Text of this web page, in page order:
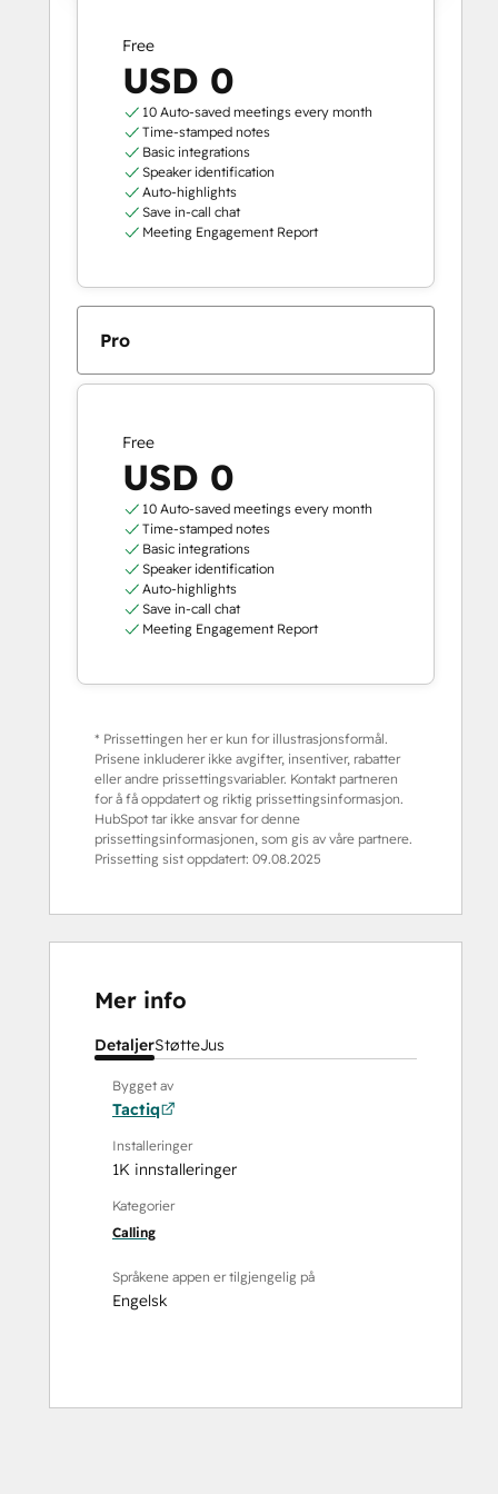
Free
USD 0
10 Auto-saved meetings every month
Time-stamped notes
Basic integrations
Speaker identification
Auto-highlights
Save in-call chat
Meeting Engagement Report
Pro
Free
USD 0
10 Auto-saved meetings every month
Time-stamped notes
Basic integrations
Speaker identification
Auto-highlights
Save in-call chat
Meeting Engagement Report
* Prissettingen her er kun for illustrasjonsformål.
Prisene inkluderer ikke avgifter, insentiver, rabatter
eller andre prissettingsvariabler. Kontakt partneren
for å få oppdatert og riktig prissettingsinformasjon.
HubSpot tar ikke ansvar for denne
prissettingsinformasjonen, som gis av våre partnere.
Prissetting sist oppdatert: 09.08.2025
Mer info
DetaljerStøtteJus
Bygget av
Tactiq
Installeringer
1K innstalleringer
Kategorier
Calling
Språkene appen er tilgjengelig på
Engelsk